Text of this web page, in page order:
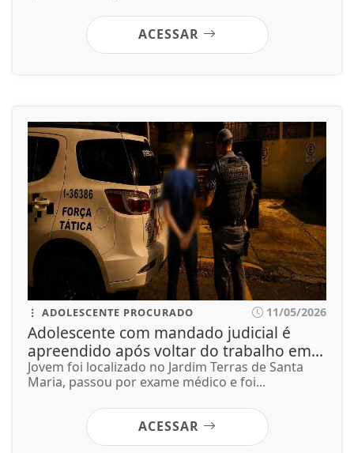
ACESSAR
ADOLESCENTE PROCURADO 11/05/2026
Adolescente com mandado judicial é
apreendido após voltar do trabalho em...
Jovem foi localizado no Jardim Terras de Santa
Maria, passou por exame médico e foi...
ACESSAR